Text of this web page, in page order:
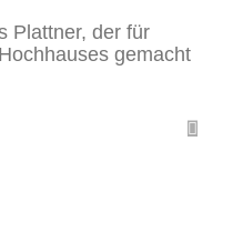
Plattner, der für
gemacht